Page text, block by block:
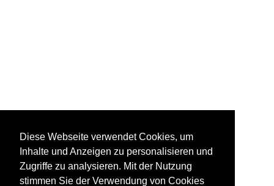
Diese Webseite verwendet Cookies, um
Inhalte und Anzeigen zu personalisieren und
Zugriffe zu analysieren. Mit der Nutzung
stimmen Sie der Verwendung von Cookies